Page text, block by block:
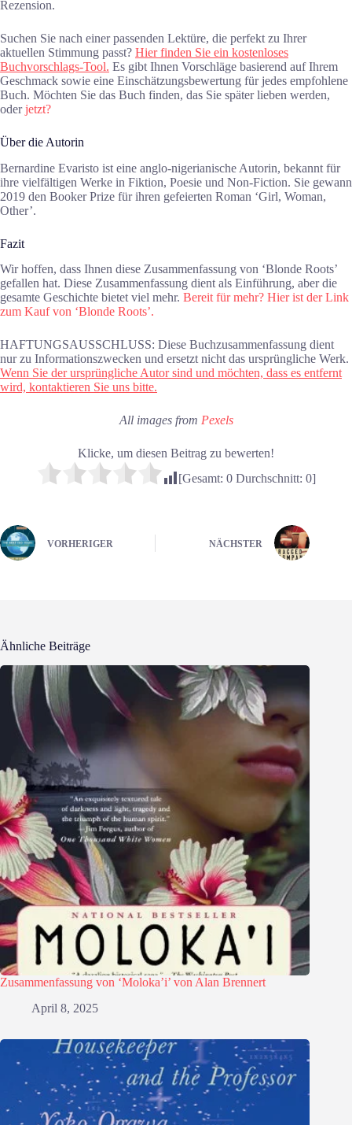
Rezension.
Suchen Sie nach einer passenden Lektüre, die perfekt zu Ihrer
aktuellen Stimmung passt? Hier finden Sie ein kostenloses
Buchvorschlags-Tool. Es gibt Ihnen Vorschläge basierend auf Ihrem
Geschmack sowie eine Einschätzungsbewertung für jedes empfohlene
Buch. Möchten Sie das Buch finden, das Sie später lieben werden,
oderjetzt?
Über die Autorin
Bernardine Evaristo ist eine anglo-nigerianische Autorin, bekannt für
ihre vielfältigen Werke in Fiktion, Poesie und Non-Fiction. Sie gewann
2019 den Booker Prize für ihren gefeierten Roman ‘Girl, Woman,
Other’.
Fazit
Wir hoffen, dass Ihnen diese Zusammenfassung von ‘Blonde Roots’
gefallen hat. Diese Zusammenfassung dient als Einführung, aber die
gesamte Geschichte bietet viel mehr. Bereit für mehr? Hier ist der Link
zum Kauf von ‘Blonde Roots’.
HAFTUNGSAUSSCHLUSS: Diese Buchzusammenfassung dient
nur zu Informationszwecken und ersetzt nicht das ursprüngliche Werk.
Wenn Sie der ursprüngliche Autor sind und möchten, dass es entfernt
wird, kontaktieren Sie uns bitte.
All images from Pexels
Klicke, um diesen Beitrag zu bewerten!
[Gesamt: 0Durchschnitt: 0]
VORHERIGER NÄCHSTER
Ähnliche Beiträge
Zusammenfassung von ‘Moloka’i’ von Alan Brennert
April 8, 2025